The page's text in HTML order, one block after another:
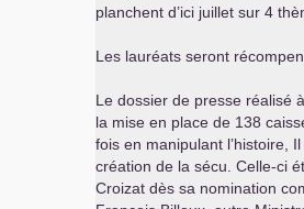
planchent d’ici juillet sur 4
Les lauréats seront
Le dossier de presse réalisé
la mise en place de 138
fois en manipulant l’histoire,
création de la sécu. Celle-ci
Croizat dès sa nomination